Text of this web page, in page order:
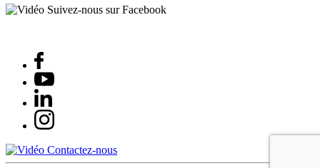
Suivez-nous sur Facebook
Contactez-nous